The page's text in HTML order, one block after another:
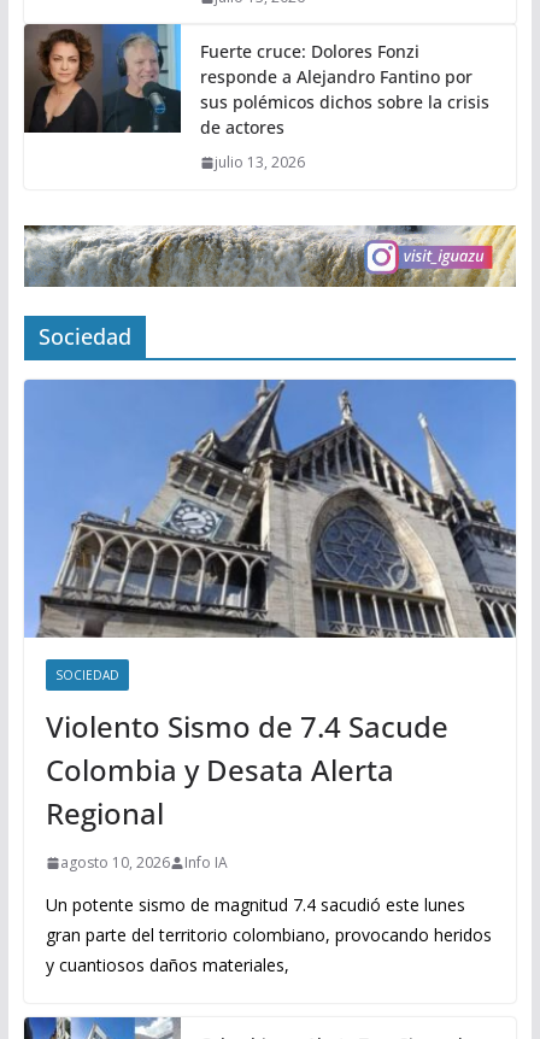
Fuerte cruce: Dolores Fonzi
responde a Alejandro Fantino por
sus polémicos dichos sobre la crisis
de actores
julio 13, 2026
Sociedad
SOCIEDAD
Violento Sismo de 7.4 Sacude
Colombia y Desata Alerta
Regional
agosto 10, 2026 Info IA
Un potente sismo de magnitud 7.4 sacudió este lunes
gran parte del territorio colombiano, provocando heridos
y cuantiosos daños materiales,